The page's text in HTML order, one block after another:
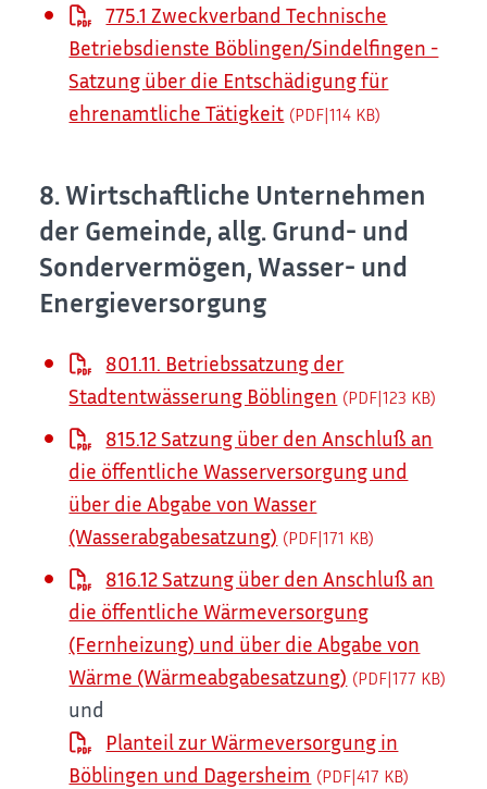
775.1 Zweckverband Technische
Betriebsdienste Böblingen/Sindelfingen -
Satzung über die Entschädigung für
ehrenamtliche Tätigkeit (PDF|114 KB)
8. Wirtschaftliche Unternehmen
der Gemeinde, allg. Grund- und
Sondervermögen, Wasser- und
Energieversorgung
801.11. Betriebssatzung der
Stadtentwässerung Böblingen (PDF|123 KB)
815.12 Satzung über den Anschluß an
die öffentliche Wasserversorgung und
über die Abgabe von Wasser
(Wasserabgabesatzung) (PDF|171 KB)
816.12 Satzung über den Anschluß an
die öffentliche Wärmeversorgung
(Fernheizung) und über die Abgabe von
Wärme (Wärmeabgabesatzung) (PDF|177 KB)
und
Planteil zur Wärmeversorgung in
Böblingen und Dagersheim (PDF|417 KB)